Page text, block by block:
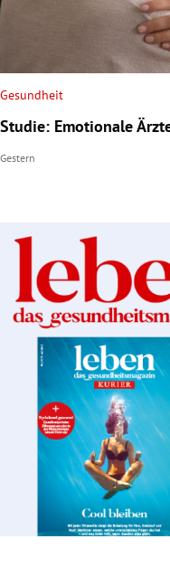
Gesundheit
Studie: Emotionale
Gestern